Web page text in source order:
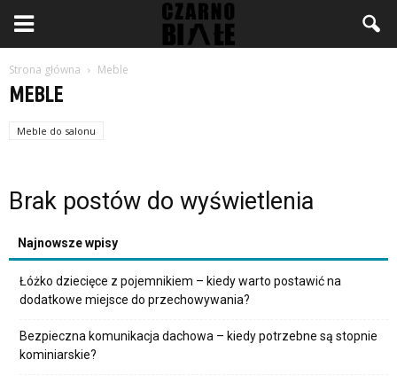
Strona główna Meble
MEBLE
Meble do salonu
Brak postów do wyświetlenia
Najnowsze wpisy
Łóżko dziecięce z pojemnikiem – kiedy warto postawić na
dodatkowe miejsce do przechowywania?
Bezpieczna komunikacja dachowa – kiedy potrzebne są stopnie
kominiarskie?